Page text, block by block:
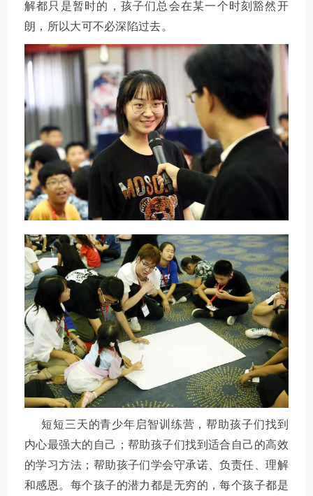
解都只是暂时的，孩子们总会在某一个时刻豁然开
朗，所以大可不必深陷过去。
短短三天的青少年启智训练营，帮助孩子们找到
内心最强大的自己；帮助孩子们找到适合自己的高效
的学习方法；帮助孩子们学会守承诺、负责任、理解
和感恩。每个孩子的潜力都是无穷的，每个孩子都是